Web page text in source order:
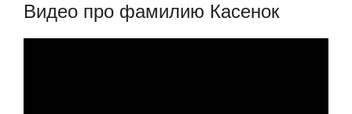
Видео про фамилию Касенок